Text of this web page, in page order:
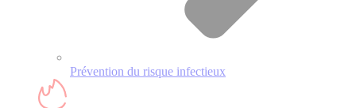
Prévention du risque infectieux